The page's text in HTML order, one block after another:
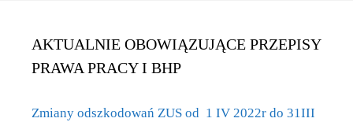
AKTUALNIE OBOWIĄZUJĄCE PRZEPISY
PRAWA PRACY I BHP
Zmiany odszkodowań ZUS od 1 IV 2022r do 31III